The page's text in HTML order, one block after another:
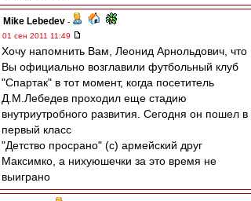
Mike Lebedev -
01 сен 2011 11:49
Хочу напомнить Вам, Леонид Арнольдович, что
Вы официально возглавили футбольный клуб
"Спартак" в тот момент, когда посетитель
Д.М.Лебедев проходил еще стадию
внутриутробного развития. Сегодня он пошел в
первый класс
"Детство просрано" (с) армейский друг
Максимко, а нихуюшечки за это время не
выиграно